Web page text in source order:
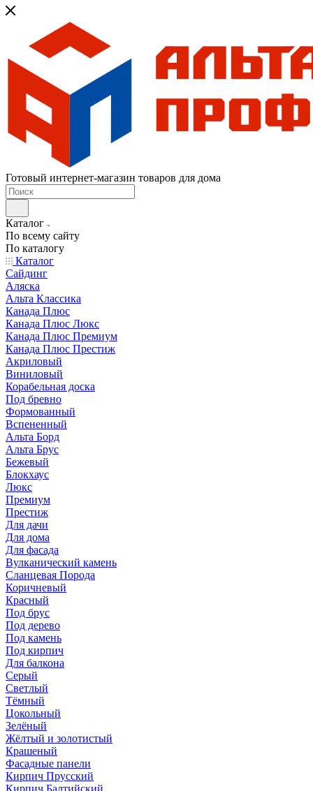
Готовый интернет-магазин товаров для дома
Каталог
По всему сайту
По каталогу
Каталог
Сайдинг
Аляска
Альта Классика
Канада Плюс
Канада Плюс Люкс
Канада Плюс Премиум
Канада Плюс Престиж
Акриловый
Виниловый
Корабельная доска
Под бревно
Формованный
Вспененный
Альта Борд
Альта Брус
Бежевый
Блокхаус
Люкс
Премиум
Престиж
Для дачи
Для дома
Для фасада
Вулканический камень
Сланцевая Порода
Коричневый
Красный
Под брус
Под дерево
Под камень
Под кирпич
Для балкона
Серый
Светлый
Тёмный
Цокольный
Зелёный
Жёлтый и золотистый
Крашеный
Фасадные панели
Кирпич Прусский
Кирпич Балтийский